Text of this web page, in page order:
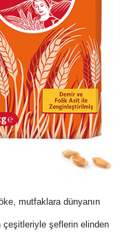
, mutfaklara dünyanın
çeşitleriyle şeflerin elinden